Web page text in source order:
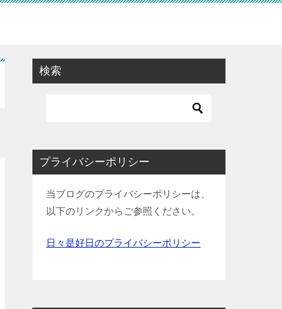
検索
プライバシーポリシー
当ブログのプライバシーポリシーは、
以下のリンクからご参照ください。
日々是好日のプライバシーポリシー